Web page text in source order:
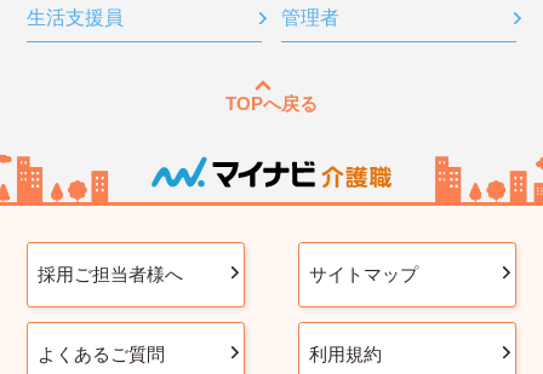
生活支援員 管理者
TOPへ戻る
採用ご担当者様へ サイトマップ
よくあるご質問 利用規約